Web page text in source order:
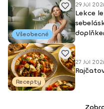
Všeobecné
29 Júl
Lekce
Recepty
27 Júl